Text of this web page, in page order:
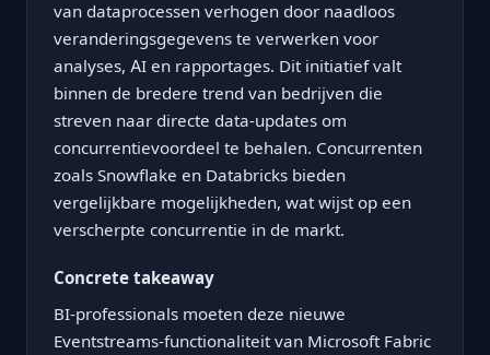
van dataprocessen verhogen door naadloos
veranderingsgegevens te verwerken voor
analyses, AI en rapportages. Dit initiatief valt
binnen de bredere trend van bedrijven die
streven naar directe data-updates om
concurrentievoordeel te behalen. Concurrenten
zoals Snowflake en Databricks bieden
vergelijkbare mogelijkheden, wat wijst op een
verscherpte concurrentie in de markt.
Concrete takeaway
BI-professionals moeten deze nieuwe
Eventstreams-functionaliteit van Microsoft Fabric